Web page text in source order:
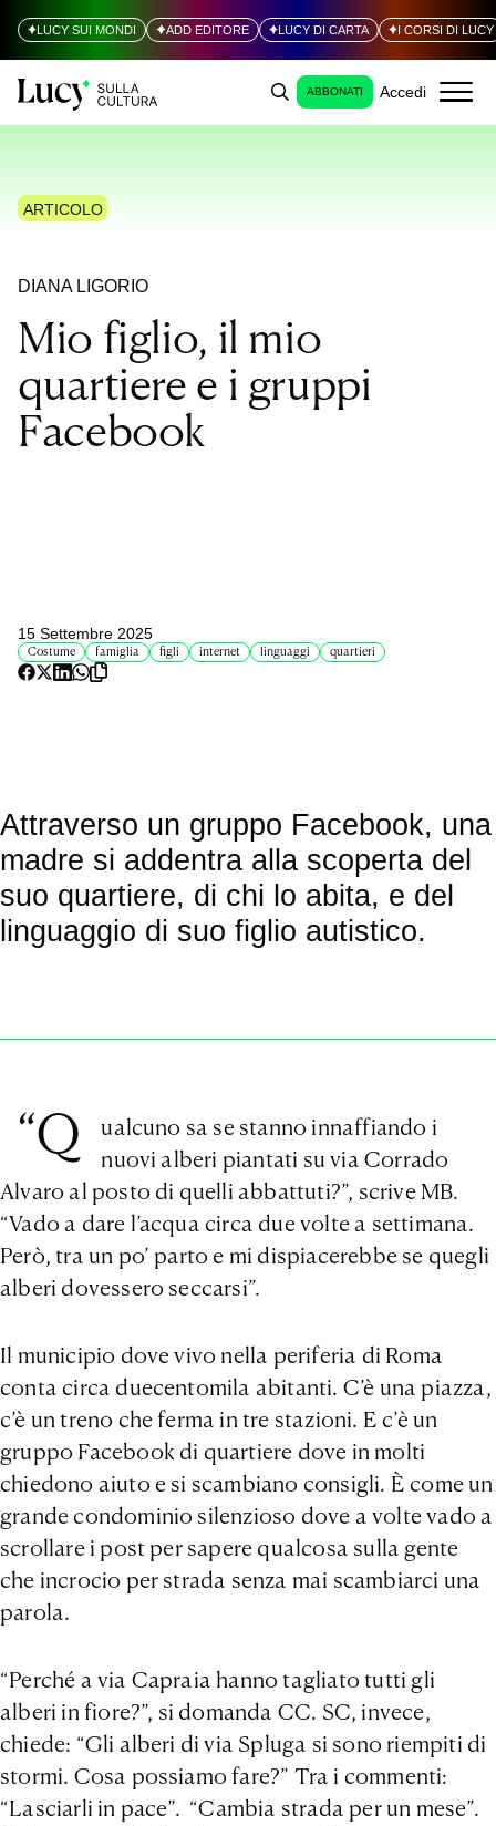
LUCY SUI MONDI ADD EDITORE LUCY DI CARTA I CORSI DI LUCY
ABBONATI Accedi
ARTICOLO
DIANA LIGORIO
Mio figlio, il mio
quartiere e i gruppi
Facebook
15 Settembre 2025
Costume famiglia figli internet linguaggi quartieri
Attraverso un gruppo Facebook, una
madre si addentra alla scoperta del
suo quartiere, di chi lo abita, e del
linguaggio di suo figlio autistico.
“Q
ualcuno sa se stanno innaffiando i
nuovi alberi piantati su via Corrado
Alvaro al posto di quelli abbattuti?”, scrive MB.
“Vado a dare l’acqua circa due volte a settimana.
Però, tra un po’ parto e mi dispiacerebbe se quegli
alberi dovessero seccarsi”.
Il municipio dove vivo nella periferia di Roma
conta circa duecentomila abitanti. C’è una piazza,
c’è un treno che ferma in tre stazioni. E c’è un
gruppo Facebook di quartiere dove in molti
chiedono aiuto e si scambiano consigli. È come un
grande condominio silenzioso dove a volte vado a
scrollare i post per sapere qualcosa sulla gente
che incrocio per strada senza mai scambiarci una
parola.
“Perché a via Capraia hanno tagliato tutti gli
alberi in fiore?”, si domanda CC. SC, invece,
chiede: “Gli alberi di via Spluga si sono riempiti di
stormi. Cosa possiamo fare?” Tra i commenti:
“Lasciarli in pace”. “Cambia strada per un mese”.